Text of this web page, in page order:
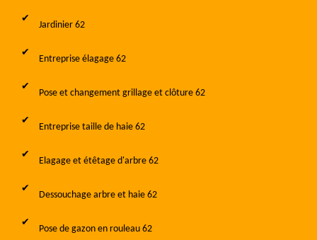
Jardinier 62
Entreprise élagage 62
Pose et changement grillage et clôture 62
Entreprise taille de haie 62
Elagage et étêtage d'arbre 62
Dessouchage arbre et haie 62
Pose de gazon en rouleau 62